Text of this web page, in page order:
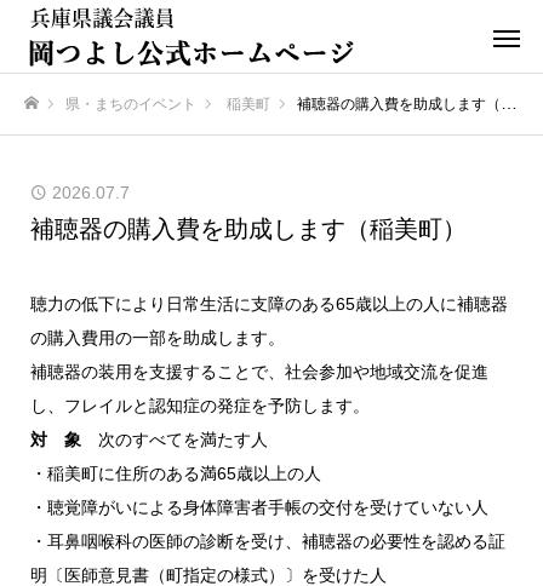
県・まちのイベント 稲美町 補聴器の購入費を助成します（稲美町）
2026.07.7
補聴器の購入費を助成します（稲美町）
聴力の低下により日常生活に支障のある65歳以上の人に補聴器
の購入費用の一部を助成します。
補聴器の装用を支援することで、社会参加や地域交流を促進
し、フレイルと認知症の発症を予防します。
対 象 次のすべてを満たす人
・稲美町に住所のある満65歳以上の人
・聴覚障がいによる身体障害者手帳の交付を受けていない人
・耳鼻咽喉科の医師の診断を受け、補聴器の必要性を認める証
明〔医師意見書（町指定の様式）〕を受けた人